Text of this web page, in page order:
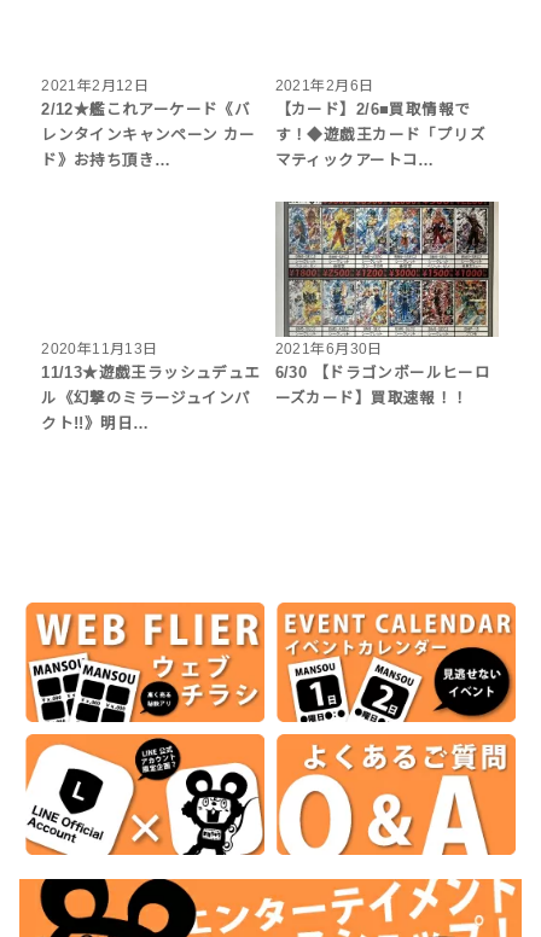
2021年2月12日
2/12★艦これアーケード《バ
レンタインキャンペーン カー
ド》お持ち頂き…
2021年2月6日
【カード】2/6■買取情報で
す！◆遊戯王カード「プリズ
マティックアートコ…
2020年11月13日
11/13★遊戯王ラッシュデュエ
ル《幻撃のミラージュインパ
クト!!》明日…
2021年6月30日
6/30 【ドラゴンボールヒーロ
ーズカード】買取速報！！